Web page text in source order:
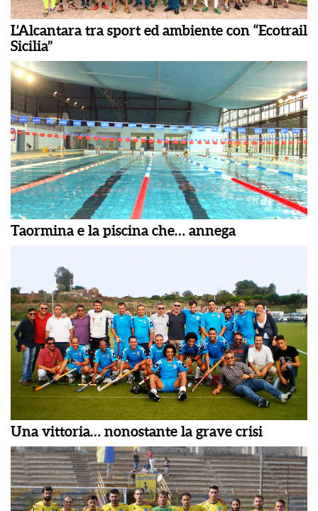
L’Alcantara tra sport ed ambiente con “Ecotrail
Sicilia”
Taormina e la piscina che… annega
Una vittoria… nonostante la grave crisi